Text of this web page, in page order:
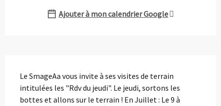
Ajouter à mon calendrier Google
Le SmageAa vous invite à ses visites de terrain
intitulées les "Rdv du jeudi". Le jeudi, sortons les
bottes et allons sur le terrain ! En Juillet : Le 9 à